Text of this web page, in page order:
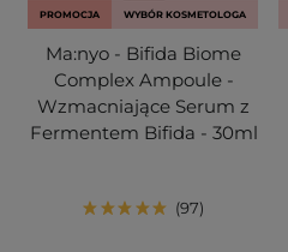
PROMOCJA WYBÓR KOSMETOLOGA
Ma:nyo - Bifida Biome
Complex Ampoule -
Wzmacniające Serum z
Fermentem Bifida - 30ml
97